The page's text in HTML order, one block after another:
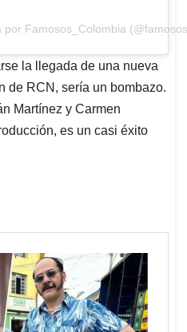
por Famosos_Colombia
la llegada de una nueva
de RCN, sería un bombazo.
Martínez y Carmen
es un casi éxito